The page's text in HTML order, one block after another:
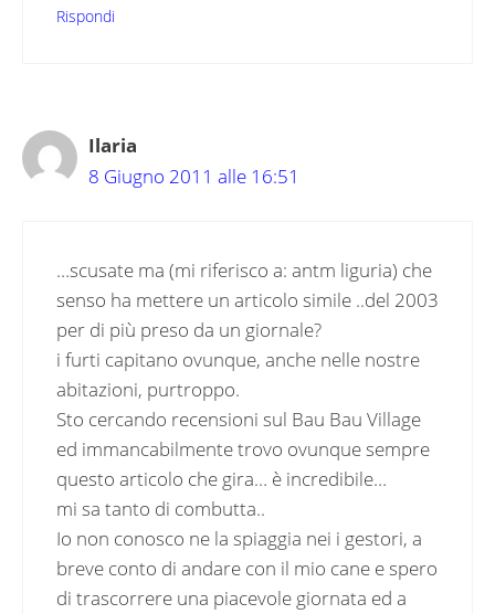
Rispondi
Ilaria
8 Giugno 2011 alle 16:51
…scusate ma (mi riferisco a: antm liguria) che
senso ha mettere un articolo simile ..del 2003
per di più preso da un giornale?
i furti capitano ovunque, anche nelle nostre
abitazioni, purtroppo.
Sto cercando recensioni sul Bau Bau Village
ed immancabilmente trovo ovunque sempre
questo articolo che gira… è incredibile…
mi sa tanto di combutta..
Io non conosco ne la spiaggia nei i gestori, a
breve conto di andare con il mio cane e spero
di trascorrere una piacevole giornata ed a